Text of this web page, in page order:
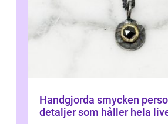
Handgjorda smycken personliga
detaljer som håller hela